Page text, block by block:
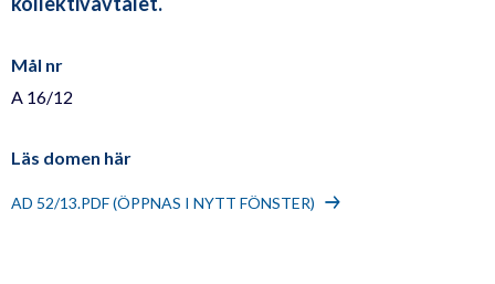
Mål nr
A 16/12
Läs domen här
AD 52/13.PDF (ÖPPNAS I NYTT FÖNSTER)